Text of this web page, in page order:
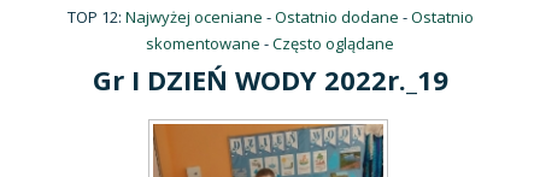
TOP 12: Najwyżej oceniane -Ostatnio dodane -Ostatnio
skomentowane -Często oglądane
Gr I DZIEŃ WODY 2022r._19